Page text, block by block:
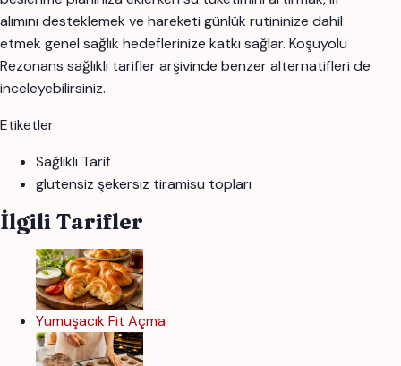
alımını desteklemek ve hareketi günlük rutininize dahil
etmek genel sağlık hedeflerinize katkı sağlar. Koşuyolu
Rezonans sağlıklı tarifler arşivinde benzer alternatifleri de
inceleyebilirsiniz.
Etiketler
Sağlıklı Tarif
glutensiz şekersiz tiramisu topları
İlgili Tarifler
Yumuşacık Fit Açma